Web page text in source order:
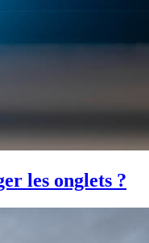
les onglets ?